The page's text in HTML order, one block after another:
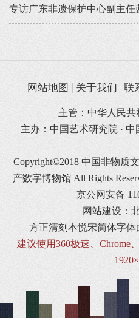
专访广东非遗保护中心副主任
网站地图 关于我们 联
主管：中华人民
主办：中国艺术研究院 ·
Copyright©2018 中国非物质
产数字博物馆 All Rights
京公网安备
网站建设：
方正清刻本悦宋简体字
建议使用360极速、Chrome